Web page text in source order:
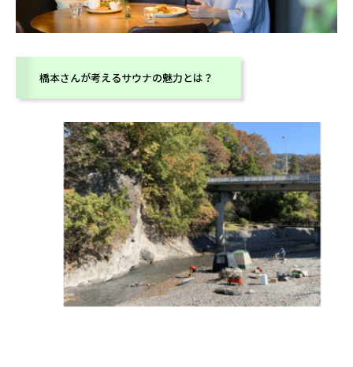
橋本さんが考えるサウナの魅力とは？